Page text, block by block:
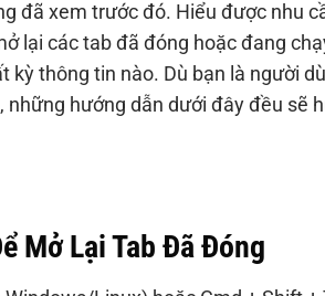
đã xem trước đó. Hiểu được nhu
lại các tab đã đóng hoặc đang
thông tin nào. Dù bạn là người
hướng dẫn dưới đây đều sẽ
Mở Lại Tab Đã Đóng